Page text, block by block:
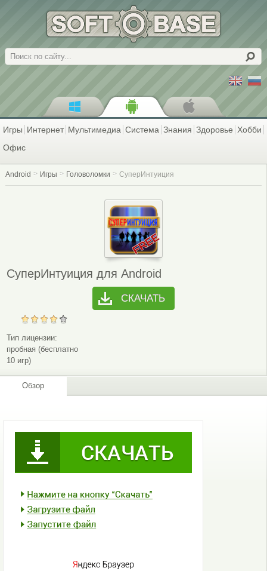
Поиск
Игры Интернет Мультимедиа Система Знания Здоровье Хобби
Офис
Android Игры Головоломки СуперИнтуиция
СуперИнтуиция для Android
СКАЧАТЬ
Тип лицензии:
пробная (бесплатно
10 игр)
Обзор